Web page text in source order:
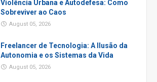
Violência Urbana e Autodefesa: Como
Sobreviver ao Caos
August 05, 2026
Freelancer de Tecnologia: A Ilusão da
Autonomia e os Sistemas da Vida
August 05, 2026